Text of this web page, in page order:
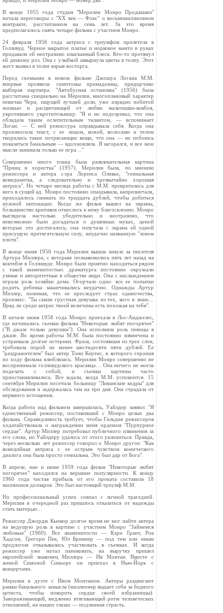
В конце 1955 года студия "Мерилин Монро Продакшнз"
начала переговоры с "XX век — Фокс" о восьмимиллионном
контракте, рассчитанном на семь лет. За это время
предполагалось снять четыре фильма с участием Монро.
24 февраля 1956 года актриса с триумфом прилетела в
Голливуд. Черное закрытое платье и норковое манто в руках
придавали ей неотразимо изысканный блеск. Кто-то протянул
ей дюжину роз. Она с улыбкой швырнула цветы в толпу. Этот
жест вызвал в толпе взрыв восторга.
Перед съемками в новом фильме Джошуа Логана М.М.
впервые проявила симптомы примадонны, придирчиво
выбирая партнера. "Автобусная остановка" (1956) была
рассчитана специально на Мерилин, многоплановый характер
певички Чери, ищущей лучшей доли, уже изрядно побитой
жизнью и расцветающей от любви мальчишки-ковбоя,
укротившего укротительницу. "Я и не подозревал, что она
обладала таким ослепительным талантом, — вспоминает
Логан. — С ней режиссура оправдывала себя. Когда она
произносила текст, с ее лицом, кожей, волосами и телом
творились такие потрясающие вещи, что она — не побоюсь
показаться банальным — вдохновляла. Я загорался, и все мои
мысли занимала только ее игра…"
Совершенно иного плана была развлекательная картина
"Принц и хористка" (1957). Мерилин была, по мнению
режиссера и актера сэра Лоренса Оливье, "гениальная
комедиантка, а следовательно и чрезвычайно хорошая
актриса". Но четыре месяца работы с М.М. превратились для
него в сущий ад. Монро постоянно опаздывала, капризничала,
приходилось снимать по тридцать дублей, чтобы добиться
нужной интонации. Когда же фильм вышел на экраны,
большинство критиков отнеслось к нему благосклонно. Монро
выглядела настолько убедительно и неотразимо, что
невозможно было догадаться о душевных муках, ценой
которых это достигалось; она излучала с экрана ей одной
присущую притягательную силу, неудачно названную "зовом
плоти".
В конце июня 1956 года Мерилин вышла замуж за писателя
Артура Миллера, с которым познакомились пять лет назад на
коктейле в Голливуде. Монро было приятно находиться рядом
с такой знаменитостью: драматурга постоянно окружали
умные и авторитетные в обществе люди. Она с наслаждением
играла роль хозяйки дома. Огорчало одно: все ее попытки
родить ребенка заканчивались неудачно. Однажды Артур
Миллер, понимая, что ее преследует страх одиночества,
произнес: "Ты самая грустная девушка из тех, кого я знаю…
Вряд ли среди актрис твоей величины есть похожая на тебя".
В начале июня 1958 года Монро приехала в Лос-Анджелес,
где начинались съемки фильма "Некоторые любят погорячее"
("В джазе только девушки"). Она исполняла роль певицы в
джазе. Во время работы М.М. была постоянно взвинчена и
устраивала долгие истерики. Фраза, состоявшая из трех слов,
требовала порой не менее шестидесяти пяти дублей. Ее
"раздражителем" был актер Тони Кертис, в которого героиня
по ходу фильма влюблялась. Мерилин Монро совершенно не
воспринимала голливудского красавца… Она ничего не могла
поделать с собой, и съемки картины часто
приостанавливались. Все ждали, когда М.М. успокоится. 15
сентября Мерилин посетила больницу "Ливанские кедры" для
обследования и задержалась там на три дня. Она страдала от
нервного истощения.
Когда работа над фильмом завершилась, Уайлдер заявил: "Я
единственный режиссер, поставивший с Монро целых два
фильма. Справедливость требует, чтобы Гильдия режиссеров
ходатайствовала о награждении меня орденом "Пурпурное
сердце". Артур Миллер потребовал публичного извинения за
его слова, но Уайлдеру удалось от этого уклониться. Правда,
через несколько лет режиссер говорил о Монро другое: "Как
комедийная актриса с ее острым чувством комического
диалога она была просто гениальна. Это был дар от Бога".
В апреле, мае и июне 1959 года фильм "Некоторые любят
погорячее" находился на вершине популярности. К концу
1960 года чистая прибыль от его проката составила 18
миллионов долларов. Это был настоящий триумф М.М.
Но профессиональный успех совпал с личной трагедией.
Мерилин в очередной раз пришлось отказаться от надежды
стать матерью…
Режиссер Джордж Кьюкор долгое время не мог найти актера
на ведущую роль в картине с участием Монро "Займемся
любовью" (1960). Все знаменитости — Кэри Грант, Рок
Хадсон, Грегори Пек, Юл Бриннер — под тем или иным
предлогом отказывались участвовать в съемках. И когда
режиссер уже начал паниковать, на выручку пришел
европейский знакомец Миллера — Ив Монтан. Вместе с
женой Симоной Синьоре он приехал в Нью-Йорк с
концертами.
Мерилин в дуэте с Ивом Монтаном. Актеры раздвигают
рамки банального замысла (миллионер выдает себя за бедного
артиста, чтобы покорить сердце своей избранницы).
Завораживающий, медленно втягивающий ритм человеческих
отношений, на наших глазах — подлинная страсть.